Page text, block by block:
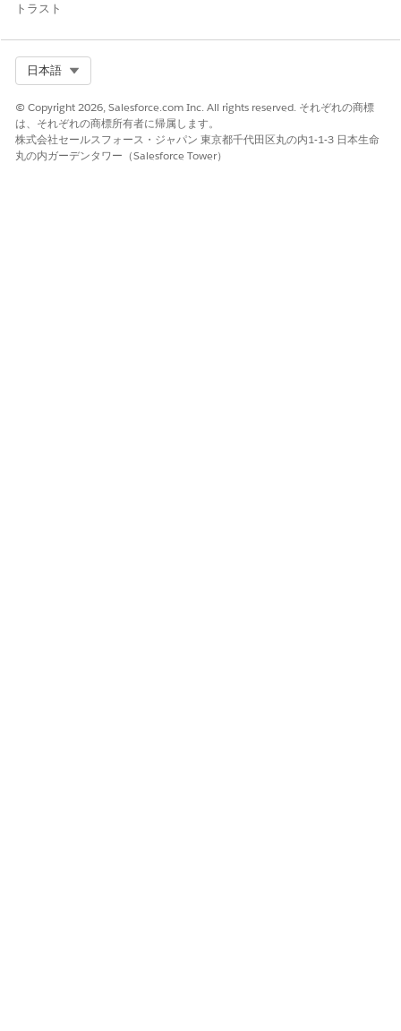
トラスト
日本語
© Copyright 2026, Salesforce.com Inc. All rights reserved. それぞれの商標
は、それぞれの商標所有者に帰属します。
株式会社セールスフォース・ジャパン 東京都千代田区丸の内1-1-3 日本生命
丸の内ガーデンタワー（Salesforce Tower）